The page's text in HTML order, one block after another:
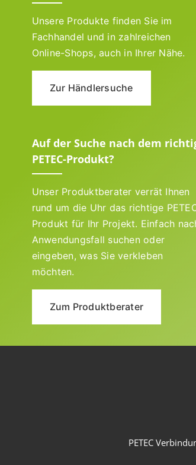
Unsere Produkte finden Sie im
Fachhandel und in zahlreichen
Online-Shops, auch in Ihrer Nähe.
Zur Händlersuche
Auf der Suche nach dem
PETEC-Produkt?
Unser Produktberater verrät Ihnen
rund um die Uhr das richtige
Produkt für Ihr Projekt. Einfach
Anwendungsfall suchen oder
eingeben, was Sie verkleben
möchten.
Zum Produktberater
PETEC